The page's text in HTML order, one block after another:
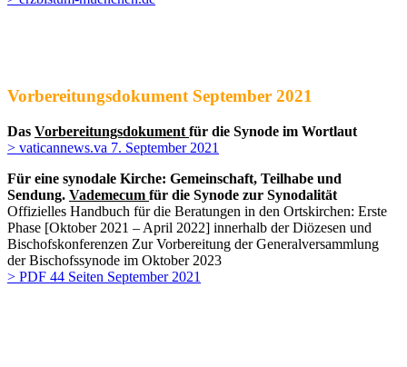
Vorbereitungsdokument September 2021
Das Vorbereitungsdokument für die Synode im Wortlaut
> vaticannews.va 7. September 2021
Für eine synodale Kirche: Gemeinschaft, Teilhabe und
Sendung. Vademecum für die Synode zur Synodalität
Offizielles Handbuch für die Beratungen in den Ortskirchen: Erste
Phase [Oktober 2021 – April 2022] innerhalb der Diözesen und
Bischofskonferenzen Zur Vorbereitung der Generalversammlung
der Bischofssynode im Oktober 2023
> PDF 44 Seiten September 2021